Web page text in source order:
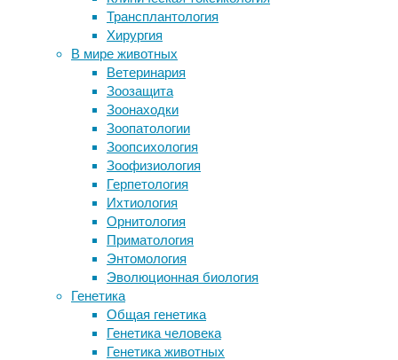
Трансплантология
Хирургия
В мире животных
Ветеринария
Зоозащита
Зоонаходки
Зоопатологии
Зоопсихология
Зоофизиология
Герпетология
Ихтиология
Орнитология
Приматология
Энтомология
Эволюционная биология
Генетика
Общая генетика
Генетика человека
Генетика животных
уровня
интеллекта
человека
(коэффициент
умственного
развития):
уровень
интеллекта
относительно
уровня
интеллекта
среднестатистического
человека
(такого
же
или
среднего
возраста);
кожей
Японские ученые обнаружили «гены
хорошего сна»
Женщины справедливее мужчин,
когда речь идет о заботе и
беспристрастности
Учёные обнаружили нейроны,
подавляющие страх
Уменьшение роста назвали
признаком преждевременной смерти
у женщин
Следите за новостями